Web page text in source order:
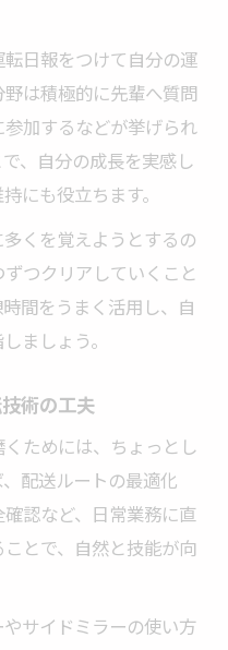
日報をつけて自分の運
は積極的に先輩へ質問
加するなどが挙げられ
、自分の成長を実感し
にも役立ちます。
くを覚えようとするの
つクリアしていくこと
間をうまく活用し、自
ましょう。
術の工夫
ためには、ちょっとし
配送ルートの最適化
認など、日常業務に直
とで、自然と技能が向
サイドミラーの使い方